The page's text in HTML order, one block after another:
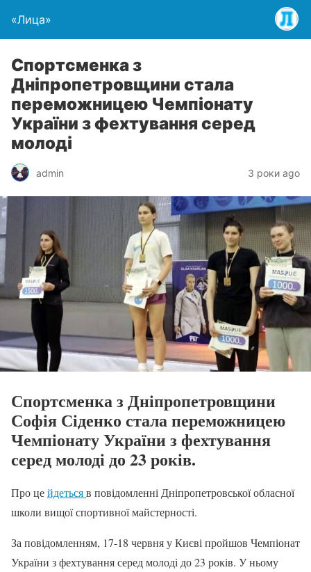
«Лица»
Спортсменка з
Дніпропетровщини стала
переможницею Чемпіонату
України з фехтування серед
молоді
admin 3 роки ago
Спортсменка з Дніпропетровщини
Софія Сіденко стала переможницею
Чемпіонату України з фехтування
серед молоді до 23 років.
Про цейдетьсяв повідомленні Дніпропетровської обласної
школи вищої спортивної майстерності.
За повідомленням, 17-18 червня у Києві пройшов Чемпіонат
України з фехтування серед молоді до 23 років. У ньому